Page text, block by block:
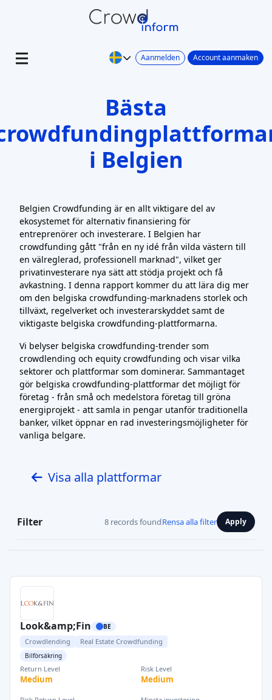
Aanmelden Account aanmaken
Bästa
i Belgien
Belgien Crowdfunding är en allt viktigare del av
ekosystemet för alternativ finansiering för
entreprenörer och investerare. I Belgien har
crowdfunding gått "från en ny idé från vilda västern till
en välreglerad, professionell marknad", vilket ger
privatinvesterare nya sätt att stödja projekt och få
avkastning. I denna rapport kommer du att lära dig mer
om den belgiska crowdfunding-marknadens storlek och
tillväxt, regelverket och investerarskyddet samt de
viktigaste belgiska crowdfunding-plattformarna.
Vi belyser belgiska crowdfunding-trender som
crowdlending och equity crowdfunding och visar vilka
sektorer och plattformar som dominerar. Sammantaget
gör belgiska crowdfunding-plattformar det möjligt för
företag - från små och medelstora företag till gröna
energiprojekt - att samla in pengar utanför traditionella
banker, vilket öppnar en rad investeringsmöjligheter för
vanliga belgare.
Visa alla plattformar
Filter 8 records foundRensa alla filter Apply
Look&amp;Fin BE
Crowdlending Real Estate Crowdfunding
Bilförsäkring
Return Level
Medium
Risk Level
Medium